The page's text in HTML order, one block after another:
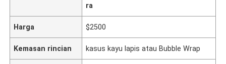
ra
Harga $2500
Kemasan rincian kasus kayu lapis atau Bubble Wrap